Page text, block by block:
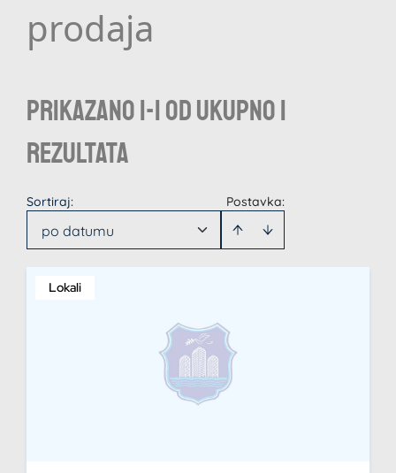
prodaja
Prikazano 1-1 od ukupno 1
rezultata
Postavka:
Sortiraj:
po datumu
Lokali